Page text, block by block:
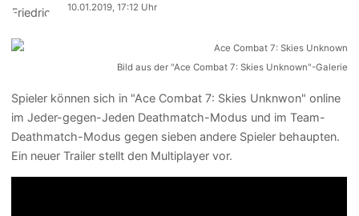
10.01.2019, 17:12 Uhr
Bild aus der "Ace Combat 7: Skies Unknown"-Galerie
Spieler können sich in "Ace Combat 7: Skies Unknwon" online
im Jeder-gegen-Jeden Deathmatch-Modus und im Team-
Deathmatch-Modus gegen sieben andere Spieler behaupten.
Ein neuer Trailer stellt den Multiplayer vor.